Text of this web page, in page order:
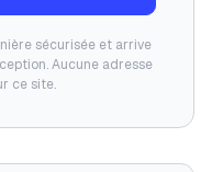
sécurisée et arrive
Aucune adresse
ce site.